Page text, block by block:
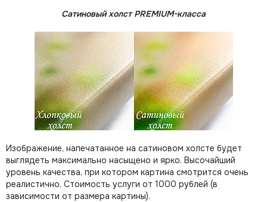
Сатиновый холст PREMIUM-класса
Изображение, напечатанное на сатиновом холсте будет
выглядеть максимально насыщено и ярко. Высочайший
уровень качества, при котором картина смотрится очень
реалистично. Стоимость услуги от 1000 рублей (в
зависимости от размера картины).